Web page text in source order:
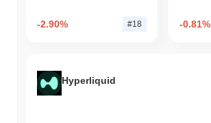
-2.90% #18 -0.81%
Hyperliquid